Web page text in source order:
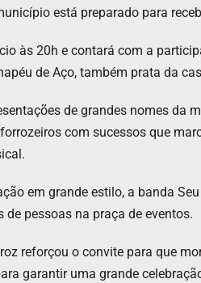
está preparado para
às 20h e contará com a
de Aço, também prata da
de grandes nomes da
com sucessos que
em grande estilo, a banda
de pessoas na praça de eventos.
reforçou o convite para que
garantir uma grande